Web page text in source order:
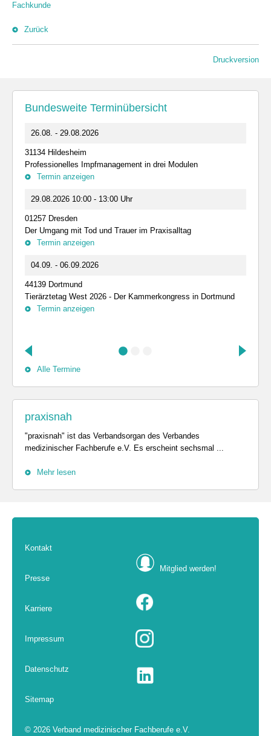
Fachkunde
Zurück
Druckversion
Bundesweite Terminübersicht
26.08. - 29.08.2026
31134 Hildesheim
Professionelles Impfmanagement in drei Modulen
Termin anzeigen
29.08.2026 10:00 - 13:00 Uhr
01257 Dresden
Der Umgang mit Tod und Trauer im Praxisalltag
Termin anzeigen
04.09. - 06.09.2026
44139 Dortmund
Tierärztetag West 2026 - Der Kammerkongress in Dortmund
Termin anzeigen
Alle Termine
praxisnah
"praxisnah" ist das Verbandsorgan des Verbandes
medizinischer Fachberufe e.V. Es erscheint sechsmal ...
Mehr lesen
Kontakt
Presse
Karriere
Impressum
Datenschutz
Sitemap
Mitglied werden!
© 2026 Verband medizinischer Fachberufe e.V.